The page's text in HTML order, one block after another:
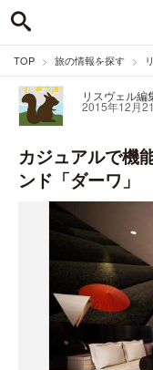
TOP 旅の情報を探す
リスヴェル編
2015年12月
カジュアルで機
ンド「ダーワ」